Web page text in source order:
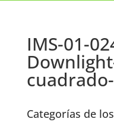
IMS-01-
Categorías de